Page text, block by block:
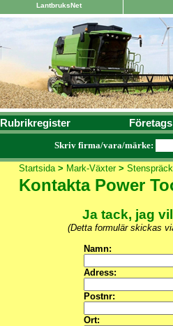
LantbruksNet
Rubrikregister
Skriv firma/vara/märke:
Startsida> Mark-Växter>
Kontakta Power
Ja tack, jag
(Detta formulär skickas
Namn:
Adress:
Postnr:
Ort: